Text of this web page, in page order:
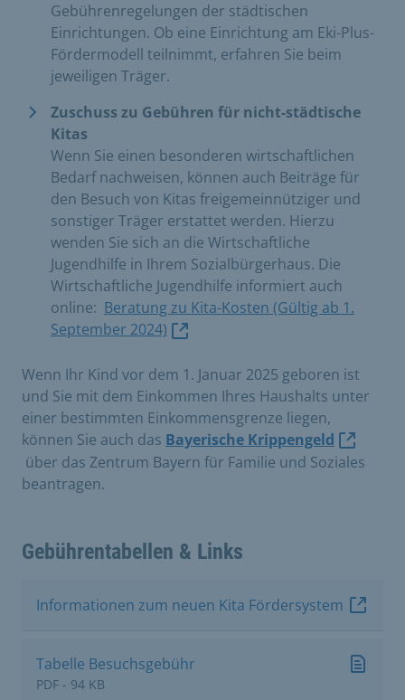
Gebührenregelungen der städtischen
Einrichtungen. Ob eine Einrichtung am Eki-Plus-
Fördermodell teilnimmt, erfahren Sie beim
jeweiligen Träger.
Zuschuss zu Gebühren für nicht-städtische
Kitas
Wenn Sie einen besonderen wirtschaftlichen
Bedarf nachweisen, können auch Beiträge für
den Besuch von Kitas freigemeinnütziger und
sonstiger Träger erstattet werden. Hierzu
wenden Sie sich an die Wirtschaftliche
Jugendhilfe in Ihrem Sozialbürgerhaus. Die
Wirtschaftliche Jugendhilfe informiert auch
online: Beratung zu Kita-Kosten (Gültig ab 1.
September 2024)
Wenn Ihr Kind vor dem 1. Januar 2025 geboren ist
und Sie mit dem Einkommen Ihres Haushalts unter
einer bestimmten Einkommensgrenze liegen,
können Sie auch das Bayerische Krippengeld
über das Zentrum Bayern für Familie und Soziales
beantragen.
Gebührentabellen & Links
Informationen zum neuen Kita Fördersystem
Tabelle Besuchsgebühr
PDF - 94 KB